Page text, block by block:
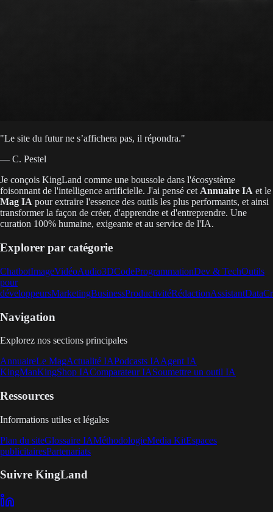
"Le site du futur ne s’affichera pas, il répondra."
— C. Pestel
Je conçois KingLand comme une boussole dans l'écosystème
foisonnant de l'intelligence artificielle. J'ai pensé cet Annuaire IA et le
Mag IA pour extraire l'essence des outils les plus performants, et ainsi
transformer la façon de créer, d'apprendre et d'entreprendre. Une
curation 100% humaine, exigeante et au service de l'IA.
Explorer par catégorie
ChatbotImageVidéoAudio3DCodeProgrammationDev & TechOutils
pour
développeursMarketingBusinessProductivitéRédactionAssistantData
Navigation
Explorez nos sections principales
AnnuaireLe MagActualité IAPodcasts IAAgent IA
KingManKingShop IAComparateur IASoumettre un outil IA
Ressources
Informations utiles et légales
Plan du siteGlossaire IAMéthodologieMedia KitEspaces
publicitairesPartenariats
Suivre KingLand